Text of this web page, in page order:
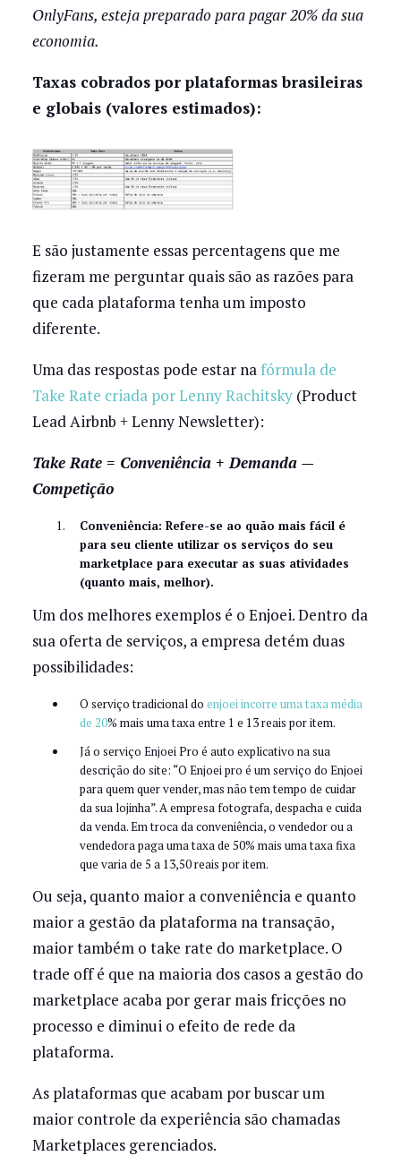
OnlyFans, esteja preparado para pagar 20% da sua
economia.
Taxas cobrados por plataformas brasileiras
e globais (valores estimados):
E são justamente essas percentagens que me
fizeram me perguntar quais são as razões para
que cada plataforma tenha um imposto
diferente.
Uma das respostas pode estar na fórmula de
Take Rate criada por Lenny Rachitsky (Product
Lead Airbnb + Lenny Newsletter):
Take Rate = Conveniência + Demanda —
Competição
Conveniência: Refere-se ao quão mais fácil é
para seu cliente utilizar os serviços do seu
marketplace para executar as suas atividades
(quanto mais, melhor).
Um dos melhores exemplos é o Enjoei. Dentro da
sua oferta de serviços, a empresa detém duas
possibilidades:
O serviço tradicional do enjoei incorre uma taxa média
de 20% mais uma taxa entre 1 e 13 reais por item.
Já o serviço Enjoei Pro é auto explicativo na sua
descrição do site: “O Enjoei pro é um serviço do Enjoei
para quem quer vender, mas não tem tempo de cuidar
da sua lojinha”. A empresa fotografa, despacha e cuida
da venda. Em troca da conveniência, o vendedor ou a
vendedora paga uma taxa de 50% mais uma taxa fixa
que varia de 5 a 13,50 reais por item.
Ou seja, quanto maior a conveniência e quanto
maior a gestão da plataforma na transação,
maior também o take rate do marketplace. O
trade off é que na maioria dos casos a gestão do
marketplace acaba por gerar mais fricções no
processo e diminui o efeito de rede da
plataforma.
As plataformas que acabam por buscar um
maior controle da experiência são chamadas
Marketplaces gerenciados.